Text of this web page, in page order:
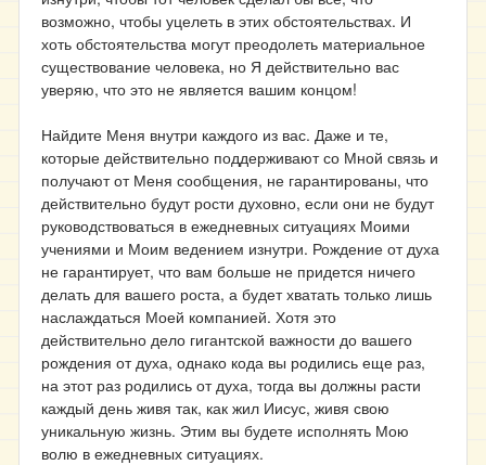
возможно, чтобы уцелеть в этих обстоятельствах. И
хоть обстоятельства могут преодолеть материальное
существование человека, но Я действительно вас
уверяю, что это не является вашим концом!
Найдите Меня внутри каждого из вас. Даже и те,
которые действительно поддерживают со Мной связь и
получают от Меня сообщения, не гарантированы, что
действительно будут рости духовно, если они не будут
руководствоваться в ежедневных ситуациях Моими
учениями и Моим ведением изнутри. Рождение от духа
не гарантирует, что вам больше не придется ничего
делать для вашего роста, а будет хватать только лишь
наслаждаться Моей компанией. Хотя это
действительно дело гигантской важности до вашего
рождения от духа, однако кода вы родились еще раз,
на этот раз родились от духа, тогда вы должны расти
каждый день живя так, как жил Иисус, живя свою
уникальную жизнь. Этим вы будете исполнять Мою
волю в ежедневных ситуациях.